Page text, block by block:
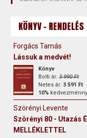
KÖNYV - RENDELÉS
Forgács Tamás
Lássuk a medvét!
Könyv
Bolti ár:3 990 Ft
Netes ár:3 591 Ft
10%
Szörényi Levente
Szörényi 80 - Utazás
MELLÉKLETTEL